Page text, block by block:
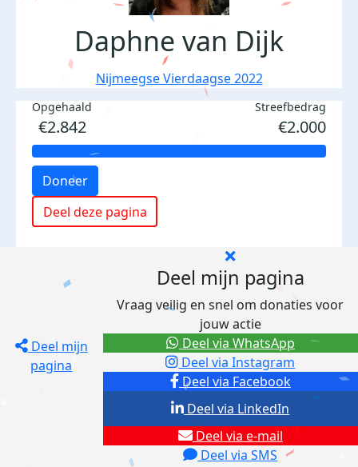
Daphne van Dijk
Nijmeegse Vierdaagse 2022
Opgehaald
€2.842
Streefbedrag
€2.000
Doneer
Deel deze pagina
Deel mijn
pagina
Deel mijn pagina
Vraag veilig en snel om donaties voor
jouw actie
Deel via Facebook
Deel via Instagram
Deel via e-mail
Deel via SMS
Deel via LinkedIn
Deel via WhatsApp